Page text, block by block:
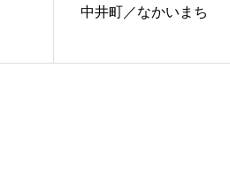
中井町／なかいまち